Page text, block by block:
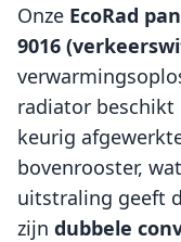
Onze EcoRad
9016
radiator beschikt
keurig
bovenrooster,
uitstraling geeft
zijn dubbele